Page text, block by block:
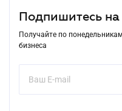
Подпишитесь на
Получайте по
бизнеса